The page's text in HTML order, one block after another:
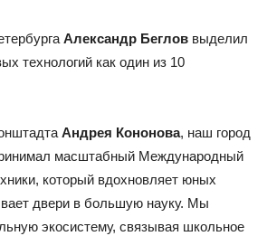
Александр Беглов выделил
технологий как один из 10
Андрея Кононова, наш город
масштабный Международный
который вдохновляет юных
двери в большую науку. Мы
экосистему, связывая школьное